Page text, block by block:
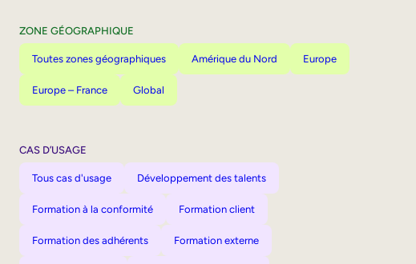
ZONE GÉOGRAPHIQUE
Toutes zones géographiques Amérique du Nord Europe
Europe – France Global
CAS D’USAGE
Tous cas d'usage Développement des talents
Formation à la conformité Formation client
Formation des adhérents Formation externe